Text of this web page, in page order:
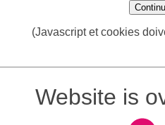
(Javascript et cookies
Website is